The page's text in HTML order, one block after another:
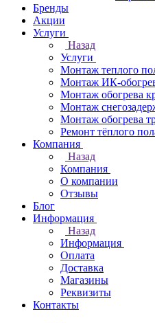
Бренды
Акции
Услуги
Назад
Услуги
Монтаж теплого
Монтаж ИК-
Монтаж обогрева
Монтаж
Монтаж обогрева
Ремонт тёплого
Компания
Назад
Компания
О компании
Отзывы
Блог
Информация
Назад
Информация
Оплата
Доставка
Магазины
Реквизиты
Контакты